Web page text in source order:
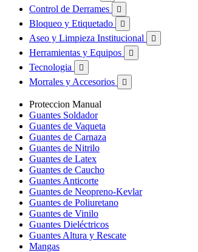
Control de Derrames 
Bloqueo y Etiquetado 
Aseo y Limpieza Institucional 
Herramientas y Equipos 
Tecnologia 
Morrales y Accesorios 
Proteccion Manual
Guantes Soldador
Guantes de Vaqueta
Guantes de Carnaza
Guantes de Nitrilo
Guantes de Latex
Guantes de Caucho
Guantes Anticorte
Guantes de Neopreno-Kevlar
Guantes de Poliuretano
Guantes de Vinilo
Guantes Dieléctricos
Guantes Altura y Rescate
Mangas